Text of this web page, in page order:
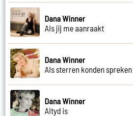
Dana Winner
Als jij me aanraakt
Dana Winner
Als sterren konden spreken
Dana Winner
Altyd is